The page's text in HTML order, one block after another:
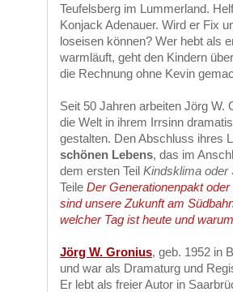
Teufelsberg im Lummerland.
Konjack Adenauer. Wird er Fix
loseisen können? Wer hebt als
warmläuft, geht den Kindern
die Rechnung ohne Kevin
Seit 50 Jahren arbeiten Jörg W.
die Welt in ihrem Irrsinn
gestalten. Den Abschluss ihres
schönen Lebens, das im
dem ersten Teil Kindsklima oder
Teile Der Generationenpakt
sind unsere Zukunft am
welcher Tag ist heute und warum
Jörg W. Gronius, geb. 1952 in
und war als Dramaturg und
Er lebt als freier Autor in